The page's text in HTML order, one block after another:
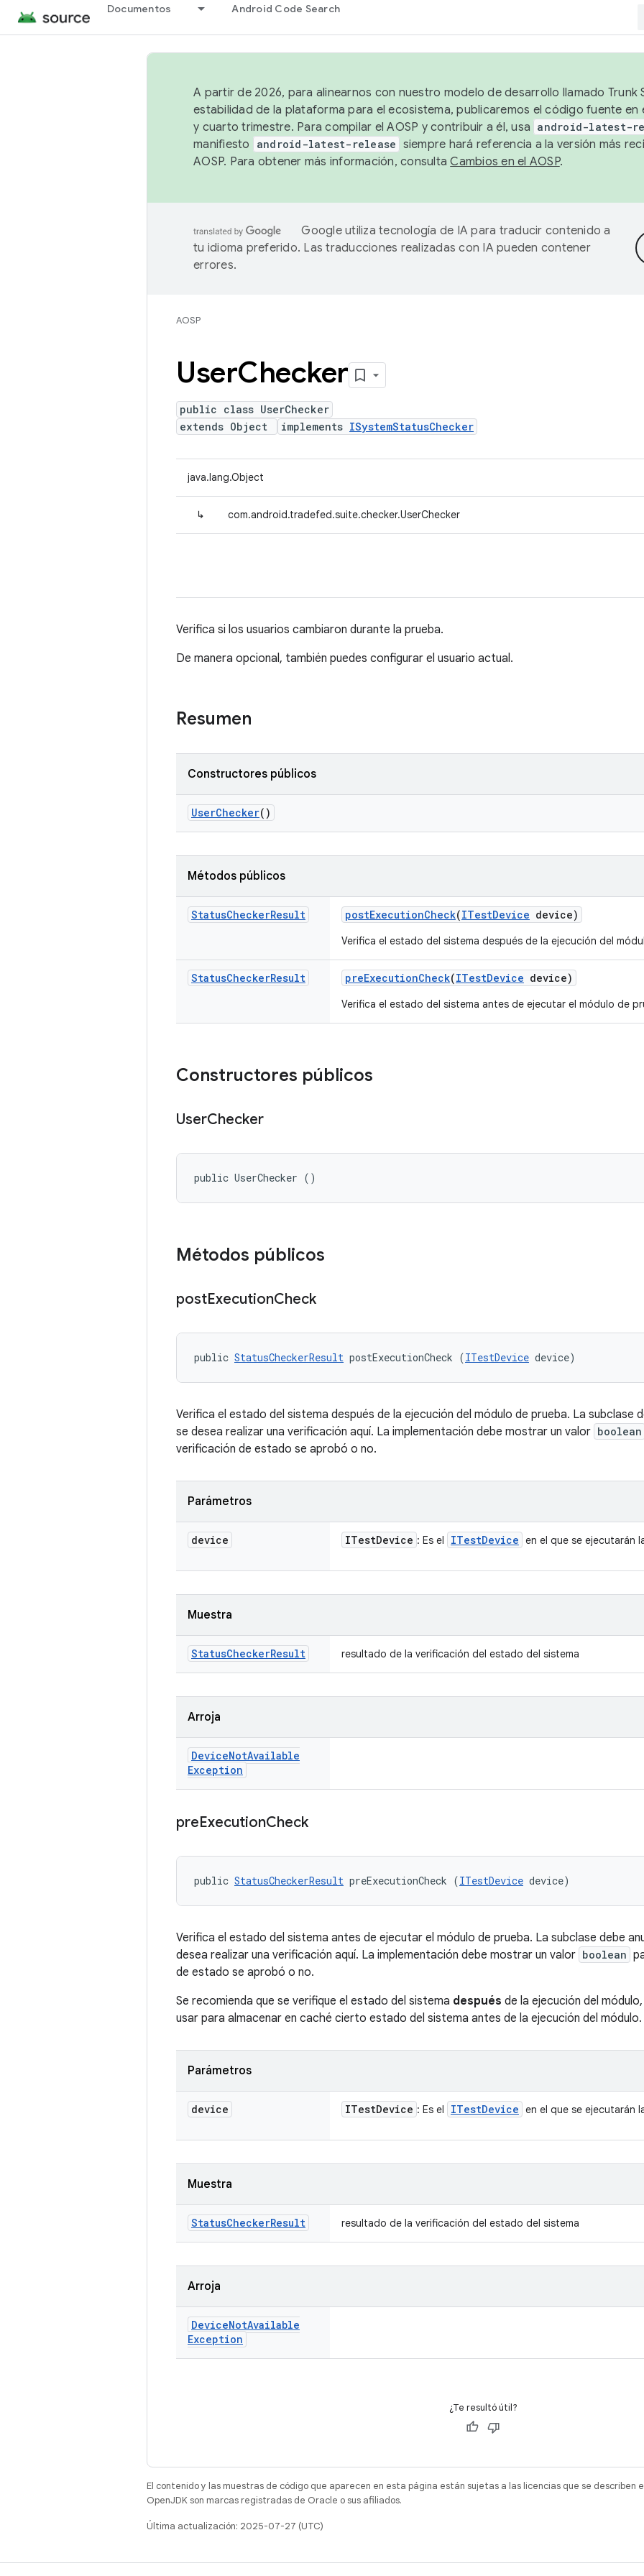
Documentos Android Code Search
A partir de 2026, para alinearnos con nuestro modelo de desarrollo llamado Trunk
estabilidad de la plataforma para el ecosistema, publicaremos el código fuente en
y cuarto trimestre. Para compilar el AOSP y contribuir a él, usa android-latest-
manifiesto
android-latest-release siempre hará referencia a la versión más
AOSP. Para obtener más información, consultaCambios en el AOSP.
Google utiliza tecnología de IA para traducir contenido a
tu idioma preferido. Las traducciones realizadas con IA pueden contener
errores.
AOSP
UserChecker
public class UserChecker
extends Object
implements ISystemStatusChecker
java.lang.Object
↳ com.android.tradefed.suite.checker.UserChecker
Verifica si los usuarios cambiaron durante la prueba.
De manera opcional, también puedes configurar el usuario actual.
Resumen
Constructores públicos
UserChecker()
Métodos públicos
StatusCheckerResult postExecutionCheck(ITestDevice device)
Verifica el estado del sistema después de la ejecución del
StatusCheckerResult preExecutionCheck(ITestDevice device)
Verifica el estado del sistema antes de ejecutar el módulo de
Constructores públicos
UserChecker
public UserChecker ()
Métodos públicos
postExecutionCheck
public StatusCheckerResult postExecutionCheck (ITestDevice device)
Verifica el estado del sistema después de la ejecución del módulo de prueba. La subclase
se desea realizar una verificación aquí. La implementación debe mostrar un valor boolean
verificación de estado se aprobó o no.
Parámetros
device ITestDevice : Es el ITestDevice en el que se ejecutarán
Muestra
StatusCheckerResult resultado de la verificación del estado del sistema
Arroja
DeviceNotAvailable
Exception
preExecutionCheck
public StatusCheckerResult preExecutionCheck (ITestDevice device)
Verifica el estado del sistema antes de ejecutar el módulo de prueba. La subclase debe
desea realizar una verificación aquí. La implementación debe mostrar un valor boolean
de estado se aprobó o no.
Se recomienda que se verifique el estado del sistema después de la ejecución del
usar para almacenar en caché cierto estado del sistema antes de la ejecución del módulo.
Parámetros
device ITestDevice : Es el ITestDevice en el que se ejecutarán
Muestra
StatusCheckerResult resultado de la verificación del estado del sistema
Arroja
DeviceNotAvailable
Exception
¿Te resultó útil?
El contenido y las muestras de código que aparecen en esta página están sujetas a las licencias que se describen
OpenJDK son marcas registradas de Oracle o sus afiliados.
Última actualización: 2025-07-27 (UTC)